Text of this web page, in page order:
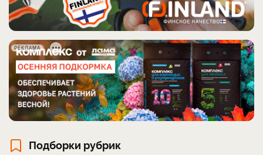
РЕКЛАМА
Подборки рубрик